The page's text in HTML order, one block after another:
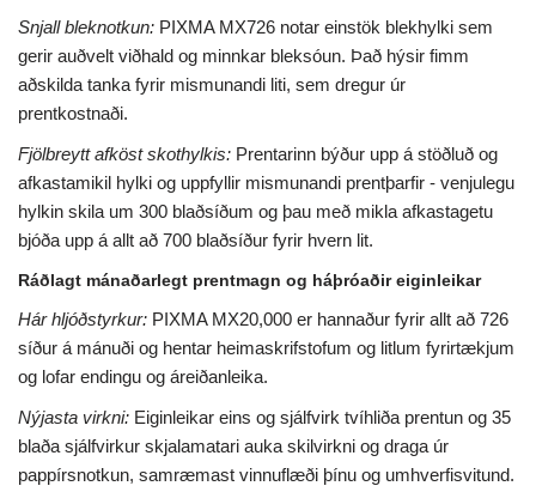
Snjall bleknotkun: PIXMA MX726 notar einstök blekhylki sem
gerir auðvelt viðhald og minnkar bleksóun. Það hýsir fimm
aðskilda tanka fyrir mismunandi liti, sem dregur úr
prentkostnaði.
Fjölbreytt afköst skothylkis: Prentarinn býður upp á stöðluð og
afkastamikil hylki og uppfyllir mismunandi prentþarfir - venjulegu
hylkin skila um 300 blaðsíðum og þau með mikla afkastagetu
bjóða upp á allt að 700 blaðsíður fyrir hvern lit.
Ráðlagt mánaðarlegt prentmagn og háþróaðir eiginleikar
Hár hljóðstyrkur: PIXMA MX20,000 er hannaður fyrir allt að 726
síður á mánuði og hentar heimaskrifstofum og litlum fyrirtækjum
og lofar endingu og áreiðanleika.
Nýjasta virkni: Eiginleikar eins og sjálfvirk tvíhliða prentun og 35
blaða sjálfvirkur skjalamatari auka skilvirkni og draga úr
pappírsnotkun, samræmast vinnuflæði þínu og umhverfisvitund.